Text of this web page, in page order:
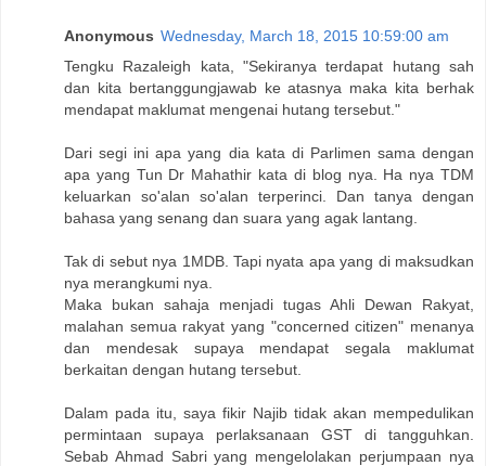
Anonymous Wednesday, March 18, 2015 10:59:00 am
Tengku Razaleigh kata, "Sekiranya terdapat hutang sah
dan kita bertanggungjawab ke atasnya maka kita berhak
mendapat maklumat mengenai hutang tersebut."
Dari segi ini apa yang dia kata di Parlimen sama dengan
apa yang Tun Dr Mahathir kata di blog nya. Ha nya TDM
keluarkan so'alan so'alan terperinci. Dan tanya dengan
bahasa yang senang dan suara yang agak lantang.
Tak di sebut nya 1MDB. Tapi nyata apa yang di maksudkan
nya merangkumi nya.
Maka bukan sahaja menjadi tugas Ahli Dewan Rakyat,
malahan semua rakyat yang "concerned citizen" menanya
dan mendesak supaya mendapat segala maklumat
berkaitan dengan hutang tersebut.
Dalam pada itu, saya fikir Najib tidak akan mempedulikan
permintaan supaya perlaksanaan GST di tangguhkan.
Sebab Ahmad Sabri yang mengelolakan perjumpaan nya